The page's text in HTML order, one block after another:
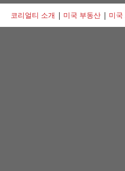
코리얼티 소개 | 미국 부동산 | 미국